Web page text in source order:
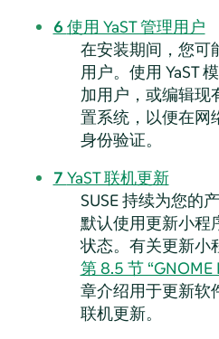
6 使用 YaST 管理用户
在安装期间，您可
用户。使用 YaST
加用户，或编辑现
置系统，以便在网
身份验证。
7 YaST 联机更新
SUSE 持续为您的
默认使用更新小程
状态。有关更新小
第 8.5 节 “GNOME
章介绍用于更新软
联机更新。